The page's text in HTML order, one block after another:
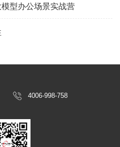
模型办公场景实战营
4006-998-758